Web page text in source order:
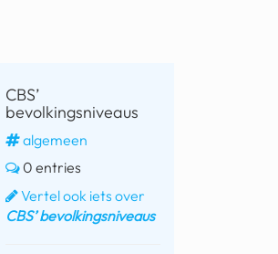
CBS’
bevolkingsniveaus
algemeen
0 entries
Vertel ook iets over
CBS’ bevolkingsniveaus